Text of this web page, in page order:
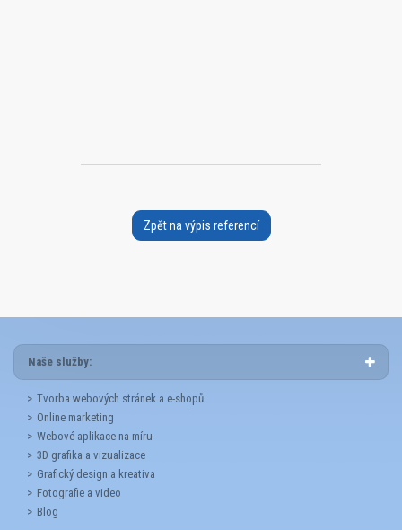
Zpět na výpis referencí
Naše služby:
Tvorba webových stránek a e-shopů
Online marketing
Webové aplikace na míru
3D grafika a vizualizace
Grafický design a kreativa
Fotografie a video
Blog